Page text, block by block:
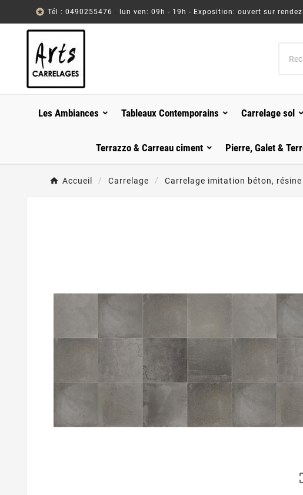
 Tél : 0490255476 - lun ven: 09h - 19h - Exposition: ouvert sur
Les Ambiances Tableaux Contemporains Carrelage sol
Terrazzo & Carreau ciment Pierre, Galet &
Accueil Carrelage Carrelage imitation béton, résine